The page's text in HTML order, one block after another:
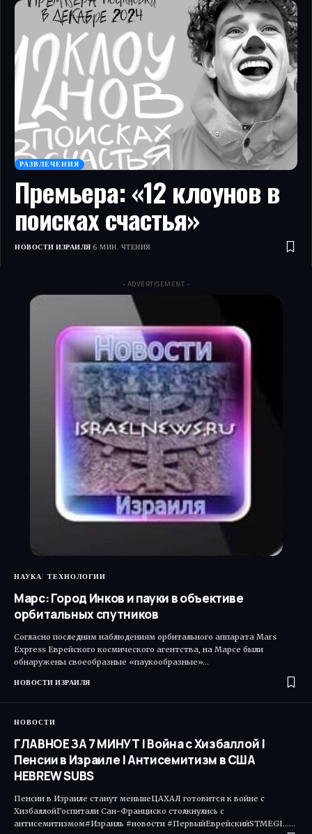
РАЗВЛЕЧЕНИЯ
Премьера: «12 клоунов в
поисках счастья»
НОВОСТИ ИЗРАИЛЯ 6 МИН. ЧТЕНИЯ
- ADVERTISEMENT -
НАУКА ТЕХНОЛОГИИ
Марс: Город Инков и пауки в объективе
орбитальных спутников
Согласно последним наблюдениям орбитального аппарата Mars
Express Еврейского космического агентства, на Марсе были
обнаружены своеобразные «паукообразные»…
НОВОСТИ ИЗРАИЛЯ
НОВОСТИ
ГЛАВНОЕ ЗА 7 МИНУТ | Война с Хизбаллой |
Пенсии в Израиле | Антисемитизм в США
HEBREW SUBS
Пенсии в Израиле станут меньшеЦАХАЛ готовится к войне с
ХизбаллойГоспитали Сан-Франциско столкнулись с
антисемитизмом#Израиль #новости #ПервыйЕврейскийSTMEGI...…